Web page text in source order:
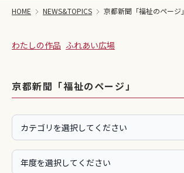
HOME NEWS&TOPICS 京都新聞「福祉のページ」
わたしの作品 ふれあい広場
京都新聞「福祉のページ」